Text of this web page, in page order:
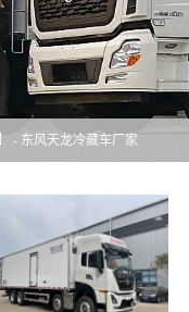
- 东风天龙冷藏车厂家